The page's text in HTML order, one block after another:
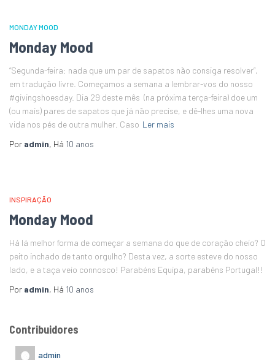
MONDAY MOOD
Monday Mood
“Segunda-feira: nada que um par de sapatos não consiga resolver”,
em tradução livre. Começamos a semana a lembrar-vos do nosso
#givingshoesday. Dia 29 deste mês (na próxima terça-feira) doe um
(ou mais) pares de sapatos que já não precise, e dê-lhes uma nova
vida nos pés de outra mulher. Caso Ler mais
Por admin, Há 10 anos
INSPIRAÇÃO
Monday Mood
Há lá melhor forma de começar a semana do que de coração cheio? O
peito inchado de tanto orgulho? Desta vez, a sorte esteve do nosso
lado, e a taça veio connosco! Parabéns Equipa, parabéns Portugal!!
Por admin, Há 10 anos
Contribuidores
admin